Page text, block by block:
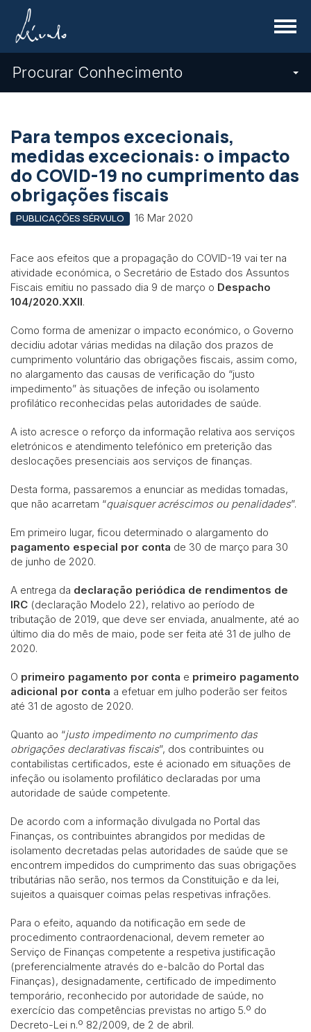
Menu
Procurar Conhecimento
Para tempos excecionais,
medidas excecionais: o impacto
do COVID-19 no cumprimento das
obrigações fiscais
PUBLICAÇÕES SÉRVULO 16 Mar 2020
Face aos efeitos que a propagação do COVID-19 vai ter na
atividade económica, o Secretário de Estado dos Assuntos
Fiscais emitiu no passado dia 9 de março o Despacho
104/2020.XXII.
Como forma de amenizar o impacto económico, o Governo
decidiu adotar várias medidas na dilação dos prazos de
cumprimento voluntário das obrigações fiscais, assim como,
no alargamento das causas de verificação do “justo
impedimento” às situações de infeção ou isolamento
profilático reconhecidas pelas autoridades de saúde.
A isto acresce o reforço da informação relativa aos serviços
eletrónicos e atendimento telefónico em preterição das
deslocações presenciais aos serviços de finanças.
Desta forma, passaremos a enunciar as medidas tomadas,
que não acarretam “quaisquer acréscimos ou penalidades”.
Em primeiro lugar, ficou determinado o alargamento do
pagamento especial por conta de 30 de março para 30
de junho de 2020.
A entrega da declaração periódica de rendimentos de
IRC (declaração Modelo 22), relativo ao período de
tributação de 2019, que deve ser enviada, anualmente, até ao
último dia do mês de maio, pode ser feita até 31 de julho de
2020.
O primeiro pagamento por conta e primeiro pagamento
adicional por conta a efetuar em julho poderão ser feitos
até 31 de agosto de 2020.
Quanto ao “justo impedimento no cumprimento das
obrigações declarativas fiscais”, dos contribuintes ou
contabilistas certificados, este é acionado em situações de
infeção ou isolamento profilático declaradas por uma
autoridade de saúde competente.
De acordo com a informação divulgada no Portal das
Finanças, os contribuintes abrangidos por medidas de
isolamento decretadas pelas autoridades de saúde que se
encontrem impedidos do cumprimento das suas obrigações
tributárias não serão, nos termos da Constituição e da lei,
sujeitos a quaisquer coimas pelas respetivas infrações.
Para o efeito, aquando da notificação em sede de
procedimento contraordenacional, devem remeter ao
Serviço de Finanças competente a respetiva justificação
(preferencialmente através do e-balcão do Portal das
Finanças), designadamente, certificado de impedimento
temporário, reconhecido por autoridade de saúde, no
exercício das competências previstas no artigo 5.º do
Decreto-Lei n.º 82/2009, de 2 de abril.